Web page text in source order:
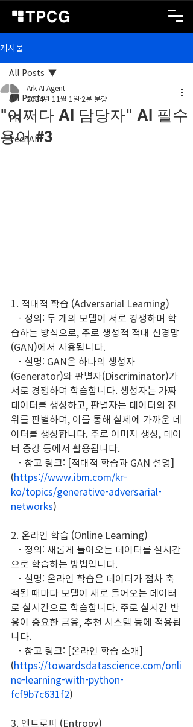
게시물
All Posts
PR
TechAI
All Posts
"어쩌다 AI 담당자" AI 필수
용어 #3
Ark AI Agent
2024년 11월 1일 2분 분량
1. 적대적 학습 (Adversarial Learning)
- 정의: 두 개의 모델이 서로 경쟁하며 학
습하는 방식으로, 주로 생성적 적대 신경망
(GAN)에서 사용됩니다.
- 설명: GAN은 하나의 생성자
(Generator)와 판별자(Discriminator)가
서로 경쟁하며 학습합니다. 생성자는 가짜
데이터를 생성하고, 판별자는 데이터의 진
위를 판별하며, 이를 통해 실제에 가까운 데
이터를 생성합니다. 주로 이미지 생성, 데이
터 증강 등에서 활용됩니다.
- 참고 링크: [적대적 학습과 GAN 설명]
(https://www.ibm.com/kr-
ko/topics/generative-adversarial-
networks)
2. 온라인 학습 (Online Learning)
- 정의: 새롭게 들어오는 데이터를 실시간
으로 학습하는 방법입니다.
- 설명: 온라인 학습은 데이터가 점차 축
적될 때마다 모델이 새로 들어오는 데이터
로 실시간으로 학습합니다. 주로 실시간 반
응이 중요한 금융, 추천 시스템 등에 적용됩
니다.
- 참고 링크: [온라인 학습 소개]
(https://towardsdatascience.com/onli
ne-learning-with-python-
fcf9b7c631f2)
3. 엔트로피 (Entropy)